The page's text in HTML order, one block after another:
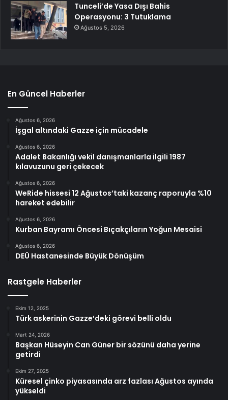
Tunceli’de Yasa Dışı Bahis
Operasyonu: 3 Tutuklama
Ağustos 5, 2026
En Güncel Haberler
Ağustos 6, 2026
İşgal altındaki Gazze için mücadele
Ağustos 6, 2026
Adalet Bakanlığı vekil danışmanlarla ilgili 1987
kılavuzunu geri çekecek
Ağustos 6, 2026
WeRide hissesi 12 Ağustos’taki kazanç raporuyla %10
hareket edebilir
Ağustos 6, 2026
Kurban Bayramı Öncesi Bıçakçıların Yoğun Mesaisi
Ağustos 6, 2026
DEÜ Hastanesinde Büyük Dönüşüm
Rastgele Haberler
Ekim 12, 2025
Türk askerinin Gazze’deki görevi belli oldu
Mart 24, 2026
Başkan Hüseyin Can Güner bir sözünü daha yerine
getirdi
Ekim 27, 2025
Küresel çinko piyasasında arz fazlası Ağustos ayında
yükseldi